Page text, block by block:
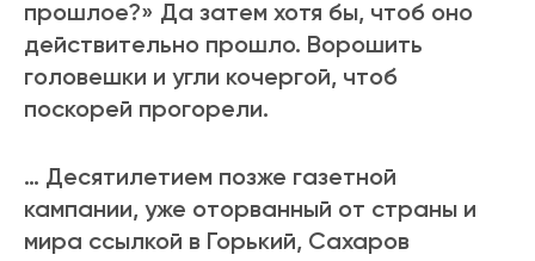
прошлое?» Да затем хотя бы, чтоб оно
действительно прошло. Ворошить
головешки и угли кочергой, чтоб
поскорей прогорели.
… Десятилетием позже газетной
кампании, уже оторванный от страны и
мира ссылкой в Горький, Сахаров